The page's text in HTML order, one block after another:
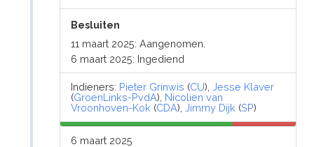
Besluiten
11 maart 2025: Aangenomen.
6 maart 2025: Ingediend
Indieners: Pieter Grinwis (CU),Jesse Klaver
(GroenLinks-PvdA), Nicolien van
Vroonhoven-Kok (CDA),Jimmy Dijk (SP)
6 maart 2025